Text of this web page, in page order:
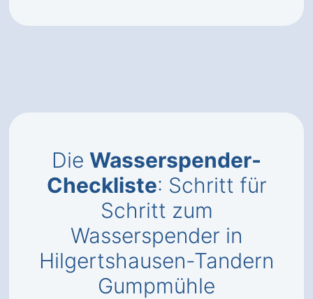
Die Wasserspender-
Checkliste: Schritt für
Schritt zum
Wasserspender in
Hilgertshausen-Tandern
Gumpmühle